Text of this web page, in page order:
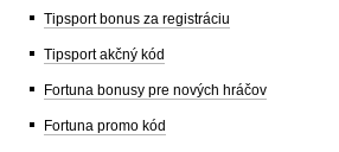
Tipsport bonus za registráciu
Tipsport akčný kód
Fortuna bonusy pre nových hráčov
Fortuna promo kód